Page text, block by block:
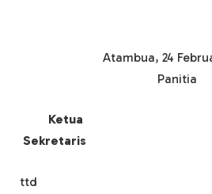
Atambua, 24
Panitia
Sekretaris
ttd